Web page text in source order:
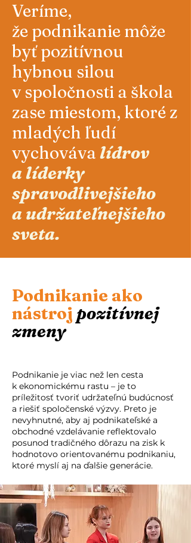
Veríme,
že podnikanie môže
byť pozitívnou
hybnou silou
v spoločnosti a škola
zase miestom, ktoré z
mladých ľudí
vychováva lídrov
a líderky
spravodlivejšieho
a udržateľnejšieho
sveta.
Podnikanie ako
nástroj pozitívnej
zmeny
Podnikanie je viac než len cesta
k ekonomickému rastu – je to
príležitosť tvoriť udržateľnú budúcnosť
a riešiť spoločenské výzvy. Preto je
nevyhnutné, aby aj podnikateľské a
obchodné vzdelávanie reflektovalo
posunod tradičného dôrazu na zisk k
hodnotovo orientovanému podnikaniu,
ktoré myslí aj na ďalšie generácie.